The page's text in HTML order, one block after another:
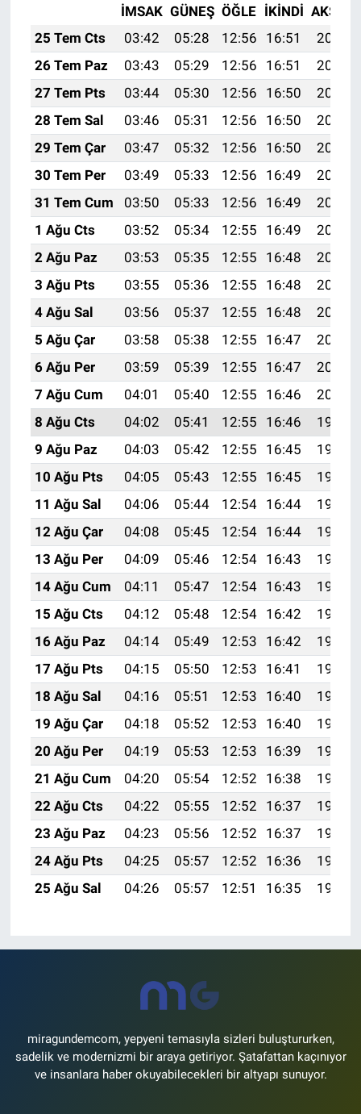
İMSAK GÜNEŞ ÖĞLE İKINDI AKŞAM
25 Tem Cts
03:42 05:28 12:56 16:51
20:13
26 Tem Paz
03:43 05:29 12:56 16:51
20:12
27 Tem Pts
03:44 05:30 12:56 16:50
20:12
28 Tem Sal
03:46 05:31 12:56 16:50
20:11
29 Tem Çar
03:47 05:32 12:56 16:50
20:10
30 Tem Per
03:49 05:33 12:56 16:49
20:09
31 Tem Cum
03:50 05:33 12:56 16:49
20:08
1 Ağu Cts
03:52 05:34 12:55 16:49
20:07
2 Ağu Paz
03:53 05:35 12:55 16:48
20:06
3 Ağu Pts
03:55 05:36 12:55 16:48
20:04
4 Ağu Sal
03:56 05:37 12:55 16:48
20:03
5 Ağu Çar
03:58 05:38 12:55 16:47
20:02
6 Ağu Per
03:59 05:39 12:55 16:47
20:01
7 Ağu Cum
04:01 05:40 12:55 16:46
20:00
8 Ağu Cts
04:02 05:41 12:55 16:46
19:59
9 Ağu Paz
04:03 05:42 12:55 16:45
19:57
10 Ağu Pts
04:05 05:43 12:55 16:45
19:56
11 Ağu Sal
04:06 05:44 12:54 16:44
19:55
12 Ağu Çar
04:08 05:45 12:54 16:44
19:54
13 Ağu Per
04:09 05:46 12:54 16:43
19:52
14 Ağu Cum
04:11 05:47 12:54 16:43
19:51
15 Ağu Cts
04:12 05:48 12:54 16:42
19:50
16 Ağu Paz
04:14 05:49 12:53 16:42
19:48
17 Ağu Pts
04:15 05:50 12:53 16:41
19:47
18 Ağu Sal
04:16 05:51 12:53 16:40
19:45
19 Ağu Çar
04:18 05:52 12:53 16:40
19:44
20 Ağu Per
04:19 05:53 12:53 16:39
19:43
21 Ağu Cum
04:20 05:54 12:52 16:38
19:41
22 Ağu Cts
04:22 05:55 12:52 16:37
19:40
23 Ağu Paz
04:23 05:56 12:52 16:37
19:38
24 Ağu Pts
04:25 05:57 12:52 16:36
19:37
25 Ağu Sal
04:26 05:57 12:51 16:35 19:35
miragundemcom, yepyeni temasıyla sizleri buluştururken,
sadelik ve modernizmi bir araya getiriyor. Şatafattan kaçınıyor
ve insanlara haber okuyabilecekleri bir altyapı sunuyor.